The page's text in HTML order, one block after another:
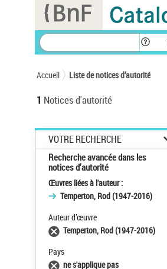
Accueil Liste de notices d’autorité
1 Notices d'autorité
VOTRE RECHERCHE
Recherche avancée dans les
notices d’autorité
Œuvres liées à l'auteur :
Temperton, Rod (1947-2016)
Auteur d’œuvre
Temperton, Rod (1947-2016)
Pays
ne s'applique pas
Panneau de gestion des cookies